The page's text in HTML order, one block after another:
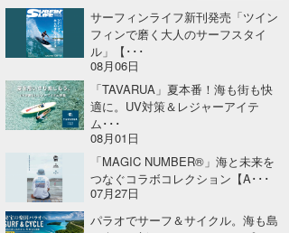
サーフィンライフ新刊発売「ツイン
フィンで磨く大人のサーフスタイ
ル」【･･･
08月06日
「TAVARUA」夏本番！海も街も快
適に。UV対策＆レジャーアイテ
ム･･･
08月01日
「MAGIC NUMBER®」海と未来を
つなぐコラボコレクション【A･･･
07月27日
パラオでサーフ＆サイクル。海も島